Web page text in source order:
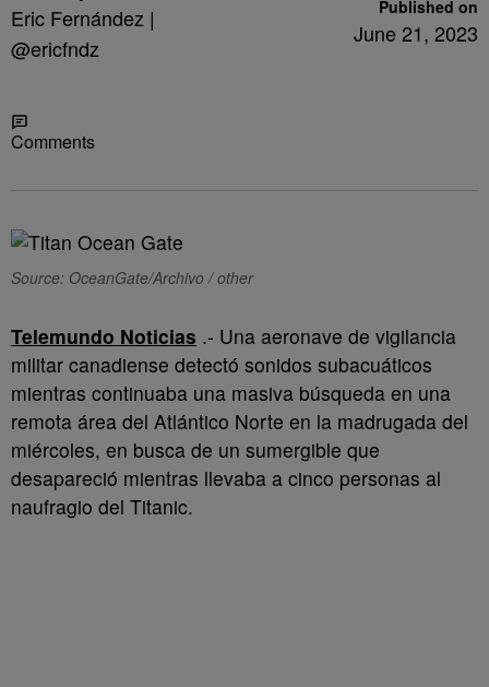
Eric Fernández |
@ericfndz
Published on
June 21, 2023
Comments
Source: OceanGate/Archivo / other
Telemundo Noticias .- Una aeronave de vigilancia
militar canadiense detectó sonidos subacuáticos
mientras continuaba una masiva búsqueda en una
remota área del Atlántico Norte en la madrugada del
miércoles, en busca de un sumergible que
desapareció mientras llevaba a cinco personas al
naufragio del Titanic.